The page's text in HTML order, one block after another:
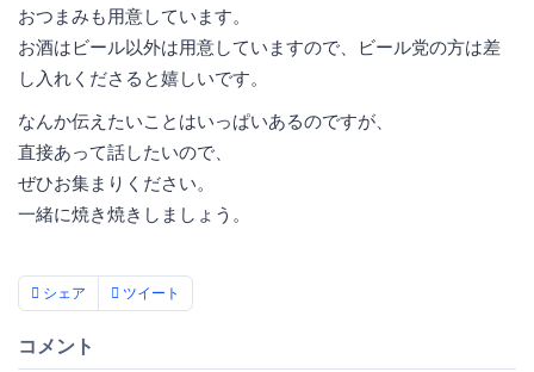
おつまみも用意しています。
お酒はビール以外は用意していますので、ビール党の方は差
し入れくださると嬉しいです。
なんか伝えたいことはいっぱいあるのですが、
直接あって話したいので、
ぜひお集まりください。
一緒に焼き焼きしましょう。
シェア ツイート
コメント